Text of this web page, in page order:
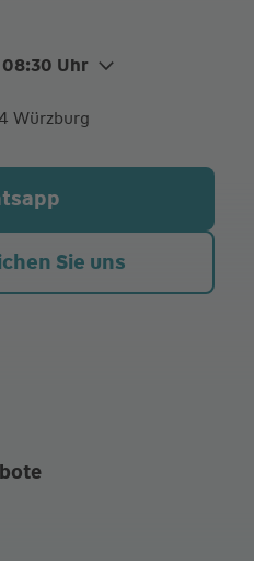
Uhr
- 14:00
- 14:00
nach vorheriger
Würzburg
Sie uns